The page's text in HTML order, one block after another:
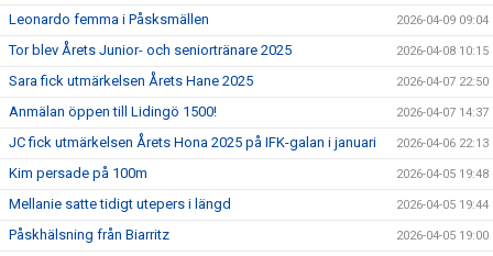
Leonardo femma i Påsksmällen 2026-04-09 09:04
Tor blev Årets Junior- och seniortränare 2025 2026-04-08 10:15
Sara fick utmärkelsen Årets Hane 2025 2026-04-07 22:50
Anmälan öppen till Lidingö 1500! 2026-04-07 14:37
JC fick utmärkelsen Årets Hona 2025 på IFK-galan i januari 2026-04-06 22:13
Kim persade på 100m 2026-04-05 19:48
Mellanie satte tidigt utepers i längd 2026-04-05 19:44
Påskhälsning från Biarritz 2026-04-05 19:00